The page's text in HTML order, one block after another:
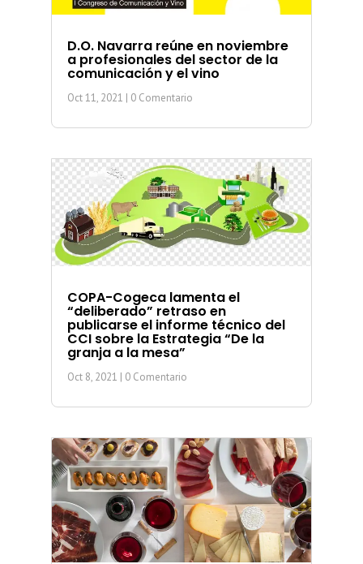
D.O. Navarra reúne en noviembre
a profesionales del sector de la
comunicación y el vino
Oct 11, 2021 | 0 Comentario
COPA-Cogeca lamenta el
“deliberado” retraso en
publicarse el informe técnico del
CCI sobre la Estrategia “De la
granja a la mesa”
Oct 8, 2021 | 0 Comentario